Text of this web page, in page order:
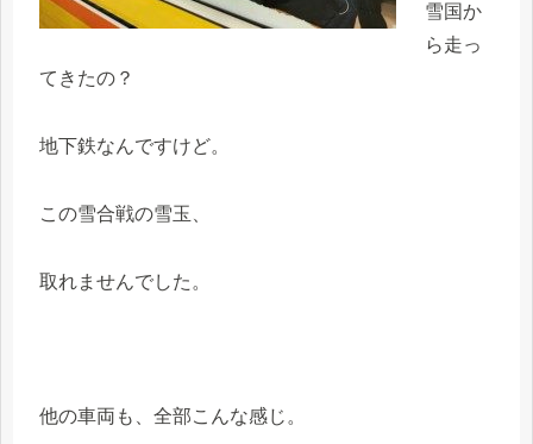
雪国か
ら走っ
てきたの？
地下鉄なんですけど。
この雪合戦の雪玉、
取れませんでした。
他の車両も、全部こんな感じ。